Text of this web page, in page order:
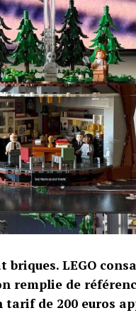
LEGO
remplie de
de 200 euros